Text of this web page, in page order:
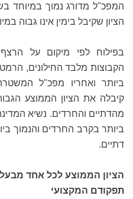
הציון שקיבל בימין אינו גבוה במיוחד
בפילוח לפי מיקום על הרצף
הקבוצות מלבד החילונים,
ביותר ואחריו מפכ"ל
קיבלה את הציון הממוצע
מהדתיים והחרדים. נשיא
ביותר בקרב החרדים והנמוך
דתיים.
הציון הממוצע לכל אחד
תפקודם המקצועי